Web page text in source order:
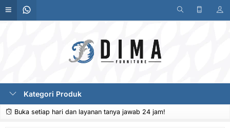
Kategori Produk
Buka setiap hari dan layanan tanya jawab 24 jam!